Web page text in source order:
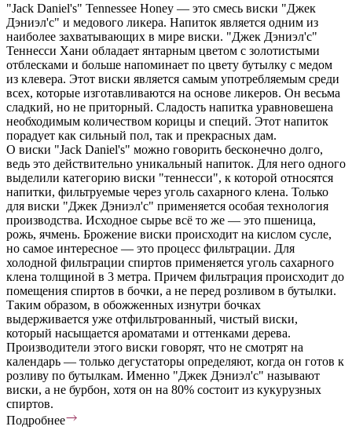
"Jack Daniel's" Tennessee Honey — это смесь виски "Джек
Дэниэл'с" и медового ликера. Напиток является одним из
наиболее захватывающих в мире виски. "Джек Дэниэл'с"
Теннесси Хани обладает янтарным цветом с золотистыми
отблесками и больше напоминает по цвету бутылку с медом
из клевера. Этот виски является самым употребляемым среди
всех, которые изготавливаются на основе ликеров. Он весьма
сладкий, но не приторный. Сладость напитка уравновешена
необходимым количеством корицы и специй. Этот напиток
порадует как сильный пол, так и прекрасных дам.
О виски "Jack Daniel's" можно говорить бесконечно долго,
ведь это действительно уникальный напиток. Для него одного
выделили категорию виски "теннесси", к которой относятся
напитки, фильтруемые через уголь сахарного клена. Только
для виски "Джек Дэниэл'с" применяется особая технология
производства. Исходное сырье всё то же — это пшеница,
рожь, ячмень. Брожение виски происходит на кислом сусле,
но самое интересное — это процесс фильтрации. Для
холодной фильтрации спиртов применяется уголь сахарного
клена толщиной в 3 метра. Причем фильтрация происходит до
помещения спиртов в бочки, а не перед розливом в бутылки.
Таким образом, в обожженных изнутри бочках
выдерживается уже отфильтрованный, чистый виски,
который насыщается ароматами и оттенками дерева.
Производители этого виски говорят, что не смотрят на
календарь — только дегустаторы определяют, когда он готов к
розливу по бутылкам. Именно "Джек Дэниэл'с" называют
виски, а не бурбон, хотя он на 80% состоит из кукурузных
спиртов.
Подробнее